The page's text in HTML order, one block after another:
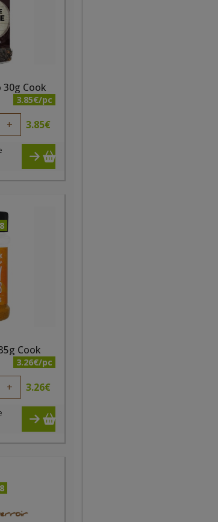
Cook
3.85€/pc
+ 3.85€
Cook
3.26€/pc
+ 3.26€